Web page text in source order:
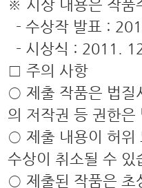
※ 시상 내용은 작품
- 수상작 발표 :
- 시상식 : 2011.
□ 주의 사항
○ 제출 작품은 법질
의 저작권 등 권한
○ 제출 내용이 허위
수상이 취소될 수 있
○ 제출된 작품은 초